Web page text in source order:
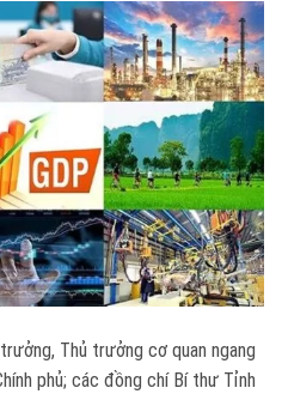
Thủ trưởng cơ quan ngang
phủ; các đồng chí Bí thư Tỉnh